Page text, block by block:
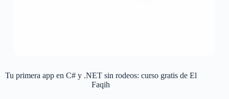
Tu primera app en C# y .NET sin rodeos: curso gratis de El
Faqih